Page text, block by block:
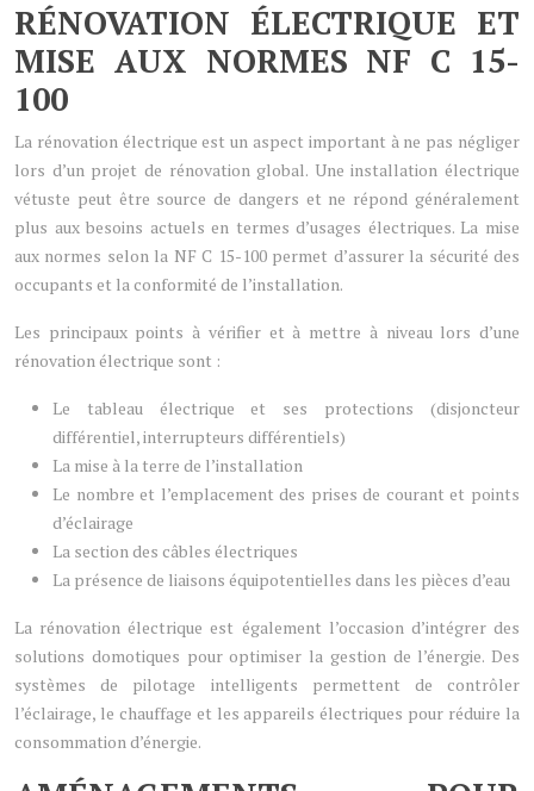
RÉNOVATION ÉLECTRIQUE ET
MISE AUX NORMES NF C 15-
100
La rénovation électrique est un aspect important à ne pas négliger
lors d’un projet de rénovation global. Une installation électrique
vétuste peut être source de dangers et ne répond généralement
plus aux besoins actuels en termes d’usages électriques. La mise
aux normes selon la NF C 15-100 permet d’assurer la sécurité des
occupants et la conformité de l’installation.
Les principaux points à vérifier et à mettre à niveau lors d’une
rénovation électrique sont :
Le tableau électrique et ses protections (disjoncteur
différentiel, interrupteurs différentiels)
La mise à la terre de l’installation
Le nombre et l’emplacement des prises de courant et points
d’éclairage
La section des câbles électriques
La présence de liaisons équipotentielles dans les pièces d’eau
La rénovation électrique est également l’occasion d’intégrer des
solutions domotiques pour optimiser la gestion de l’énergie. Des
systèmes de pilotage intelligents permettent de contrôler
l’éclairage, le chauffage et les appareils électriques pour réduire la
consommation d’énergie.